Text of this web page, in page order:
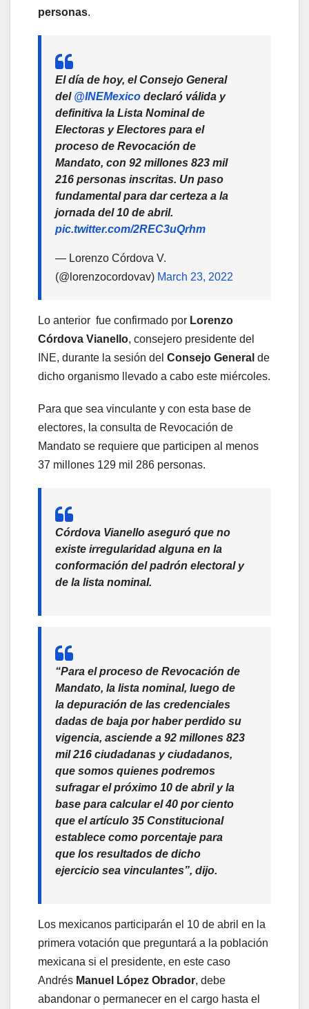
personas.
El día de hoy, el Consejo General
del @INEMexico declaró válida y
definitiva la Lista Nominal de
Electoras y Electores para el
proceso de Revocación de
Mandato, con 92 millones 823 mil
216 personas inscritas. Un paso
fundamental para dar certeza a la
jornada del 10 de abril.
pic.twitter.com/2REC3uQrhm
— Lorenzo Córdova V.
(@lorenzocordovav) March 23, 2022
Lo anterior fue confirmado por Lorenzo
Córdova Vianello, consejero presidente del
INE, durante la sesión del Consejo General de
dicho organismo llevado a cabo este miércoles.
Para que sea vinculante y con esta base de
electores, la consulta de Revocación de
Mandato se requiere que participen al menos
37 millones 129 mil 286 personas.
Córdova Vianello aseguró que no
existe irregularidad alguna en la
conformación del padrón electoral y
de la lista nominal.
“Para el proceso de Revocación de
Mandato, la lista nominal, luego de
la depuración de las credenciales
dadas de baja por haber perdido su
vigencia, asciende a 92 millones 823
mil 216 ciudadanas y ciudadanos,
que somos quienes podremos
sufragar el próximo 10 de abril y la
base para calcular el 40 por ciento
que el artículo 35 Constitucional
establece como porcentaje para
que los resultados de dicho
ejercicio sea vinculantes”, dijo.
Los mexicanos participarán el 10 de abril en la
primera votación que preguntará a la población
mexicana si el presidente, en este caso
Andrés Manuel López Obrador, debe
abandonar o permanecer en el cargo hasta el